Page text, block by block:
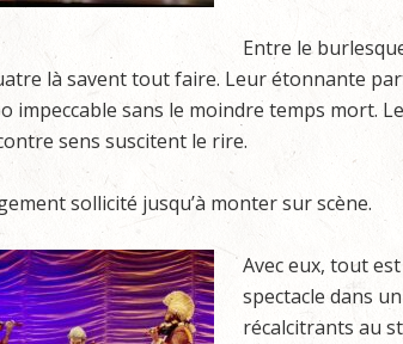
Entre le
là savent tout faire. Leur étonnante
impeccable sans le moindre temps mort.
sens suscitent le rire.
sollicité jusqu’à monter sur scène.
Avec eux, tout
spectacle dans
récalcitrants au